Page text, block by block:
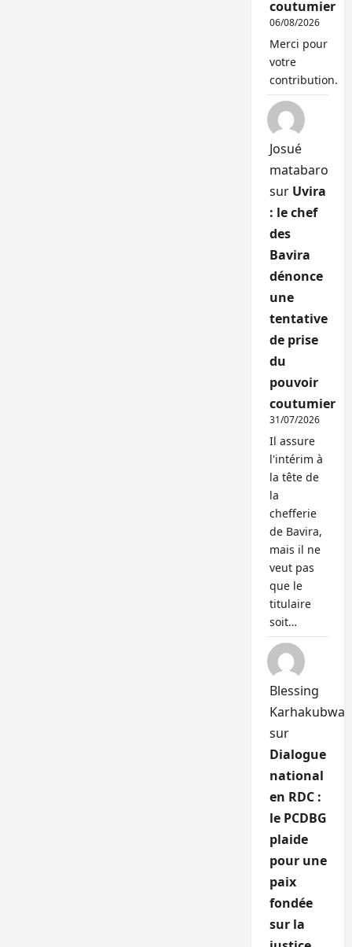
coutumier
06/08/2026
Merci pour
votre
contribution.
Josué
matabaro
sur Uvira
: le chef
des
Bavira
dénonce
une
tentative
de prise
du
pouvoir
coutumier
31/07/2026
Il assure
l'intérim à
la tête de
la
chefferie
de Bavira,
mais il ne
veut pas
que le
titulaire
soit…
Blessing
Karhakubwa
sur
Dialogue
national
en RDC :
le PCDBG
plaide
pour une
paix
fondée
sur la